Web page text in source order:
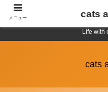
Life with
cats
メニュー cats